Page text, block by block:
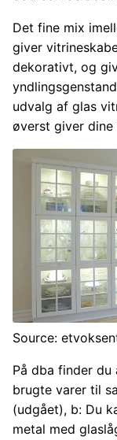
Det fine mix
giver
dekorativt, og
udvalg af glas
øverst giver
Source:
På dba finder
brugte varer til
(udgået), b: Du
metal med